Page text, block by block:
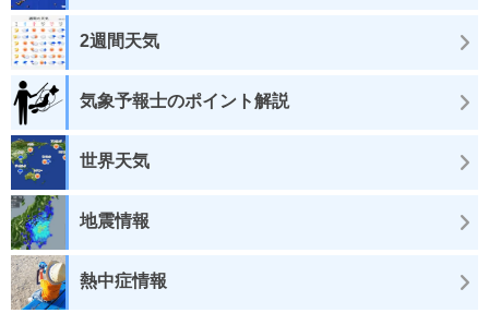
2週間天気
気象予報士のポイント解説
世界天気
地震情報
熱中症情報